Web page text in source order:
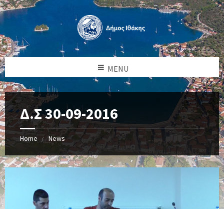
MENU
Δ.Σ 30-09-2016
Home News